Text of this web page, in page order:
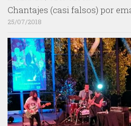
Chantajes (casi falsos) por
25/07/2018